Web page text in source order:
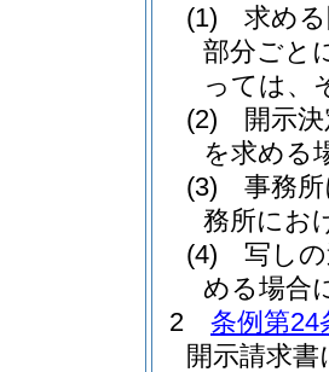
(1)
求め
部分ごと
っては、
(2)
開示
を求める
(3)
事務
務所にお
(4)
写し
める場合
2
条例第24
開示請求